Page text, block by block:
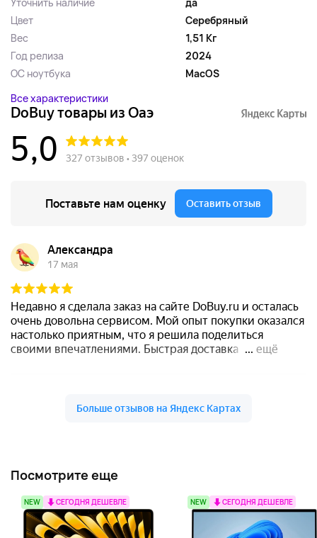
Цвет
Серебряный
Вес
1,51 Кг
Год релиза
2024
ОС ноутбука
MacOS
Все характеристики
Посмотрите еще
NEW СЕГОДНЯ ДЕШЕВЛЕ NEW СЕГОДНЯ ДЕШЕВЛЕ